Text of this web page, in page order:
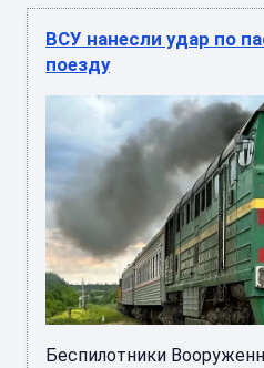
ВСУ нанесли удар по
поезду
Беспилотники